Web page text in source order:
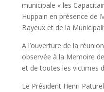
municipale « les
Huppain en présence de
Bayeux et de la
A l’ouverture de la
observée à la Memoire
et de toutes les victimes
Le Président Henri